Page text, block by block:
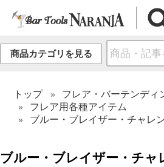
商品カテゴリを見る
トップ
フレア・バーテンディ
フレア用各種アイテム
ブルー・ブレイザー・チャレ
ブルー・ブレイザー・チャ